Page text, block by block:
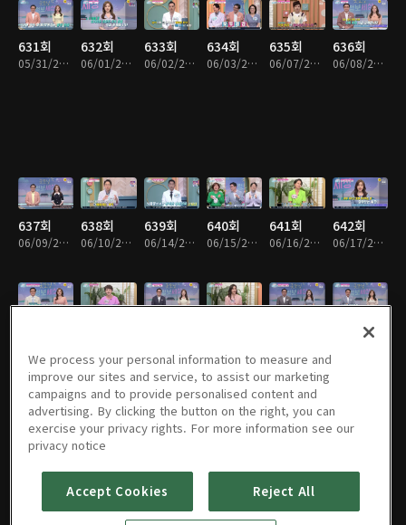
631회
05/31/2022 • 19분
632회
06/01/2022 • 19분
633회
06/02/2022 • 19분
634회
06/03/2022 • 19분
635회
06/07/2022 • 20분
636회
06/08/2022 • 19분
637회
06/09/2022 • 20분
638회
06/10/2022 • 19분
639회
06/14/2022 • 20분
640회
06/15/2022 • 19분
641회
06/16/2022 • 19분
642회
06/17/2022 • 19분
650회
651회
06/30/2022 • 19분
652회 653회 654회 655회 656회
We process your personal information to measure and
improve our sites and service, to assist our marketing
campaigns and to provide personalised content and
advertising. By clicking the button on the right, you can
exercise your privacy rights. For more information see our
privacy notice
Accept Cookies Reject All